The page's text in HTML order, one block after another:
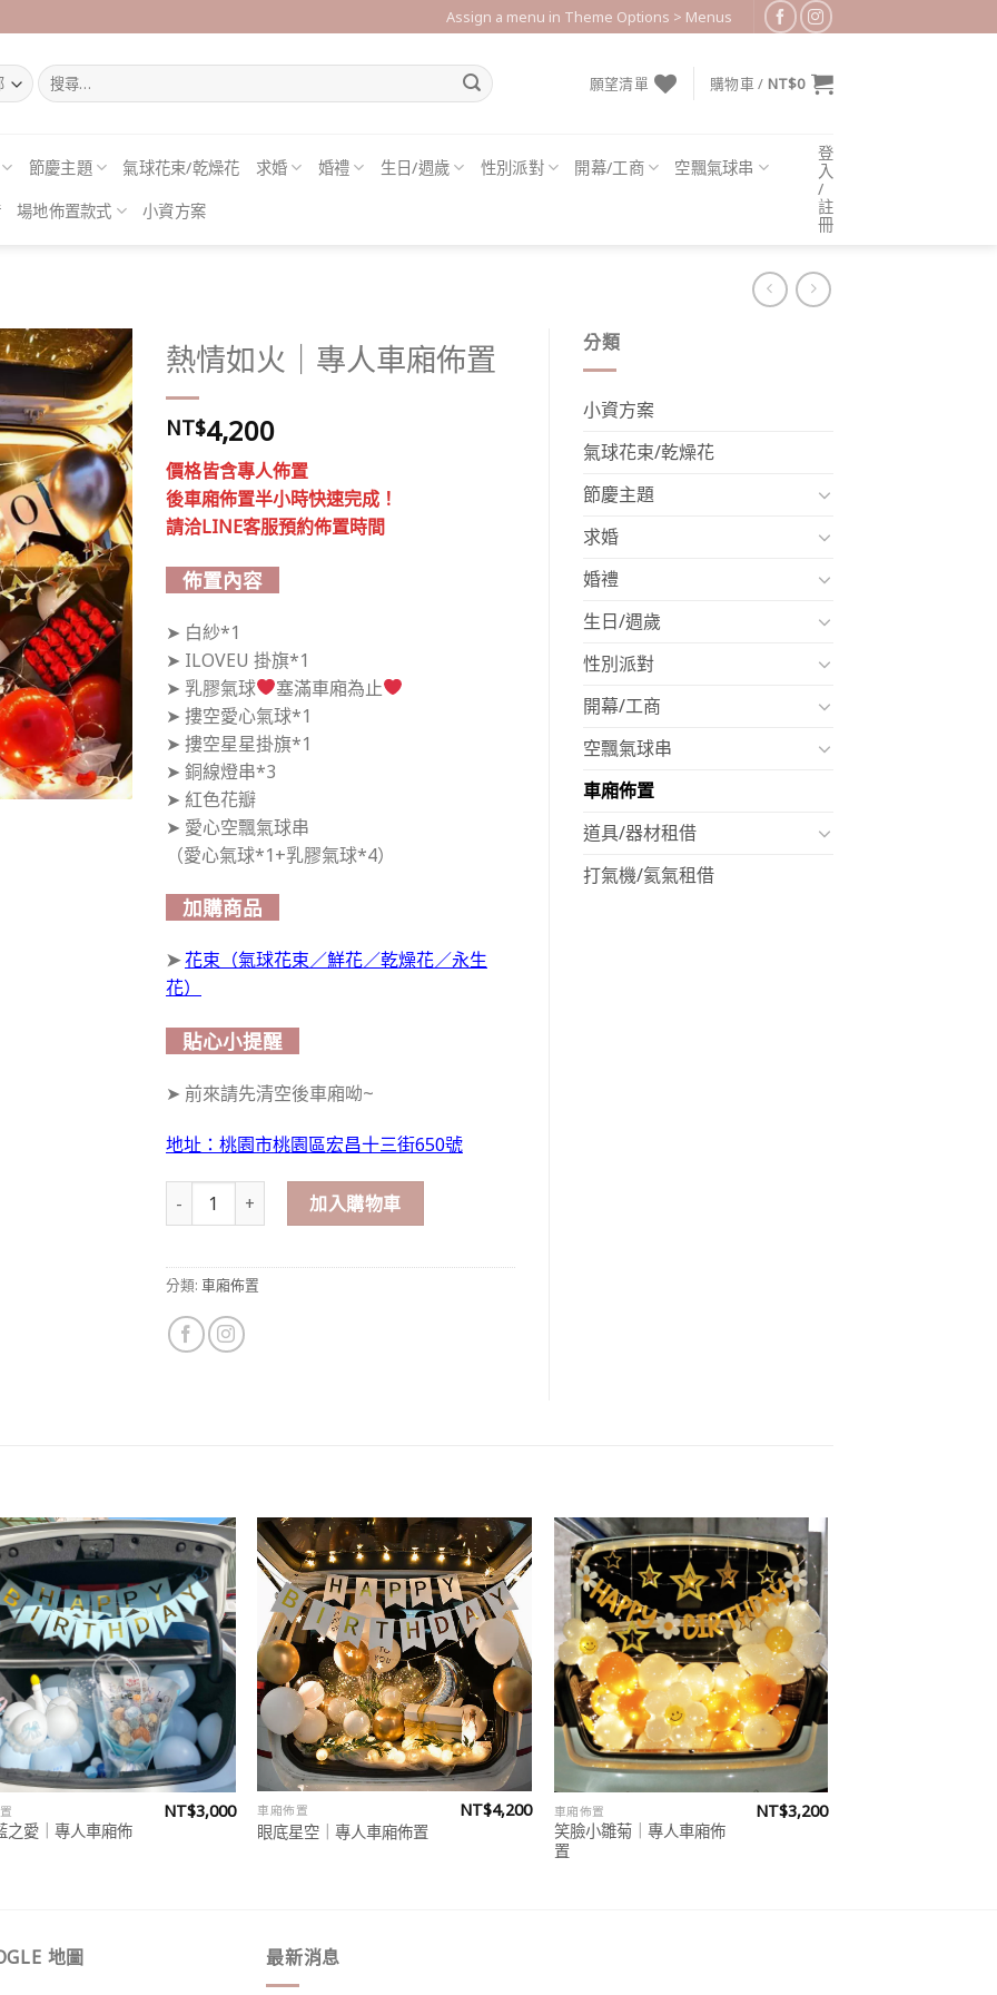
Assign a menu in Theme Options > Menus
搜
尋
字:
願望清單 購物車 / NT$0
節慶主題 氣球花束/乾燥花 求婚 婚禮 生日/週歲 性別派對 開幕/工商 空飄氣球串
場地佈置款式 小資方案
登
入
/
註
冊
Add to
wishlist
熱情如火｜專人車廂佈置
NT$4,200
價格皆含專人佈置
後車廂佈置半小時快速完成！
請洽LINE客服預約佈置時間
佈置內容
➤ 白紗*1
➤ ILOVEU 掛旗*1
➤ 乳膠氣球
塞滿車廂為止
➤ 摟空愛心氣球*1
➤ 摟空星星掛旗*1
➤ 銅線燈串*3
➤ 紅色花瓣
➤ 愛心空飄氣球串
（愛心氣球*1+乳膠氣球*4）
加購商品
➤花束（氣球花束／鮮花／乾燥花／永生
花）
貼心小提醒
➤ 前來請先清空後車廂呦~
地址：桃園市桃園區宏昌十三街650號
熱情如火｜專人車廂佈置 數量
加入購物車
分類: 車廂佈置
分類
小資方案
氣球花束/乾燥花
節慶主題
求婚
婚禮
生日/週歲
性別派對
開幕/工商
空飄氣球串
車廂佈置
道具/器材租借
打氣機/氦氣租借
Add to
wishlist
之愛｜專人車廂佈
NT$3,000
Add to
wishlist
車廂佈置
眼底星空｜專人車廂佈置
NT$4,200
Add to
wishlist
車廂佈置
笑臉小雛菊｜專人車廂佈
置
NT$3,200
地圖 最新消息